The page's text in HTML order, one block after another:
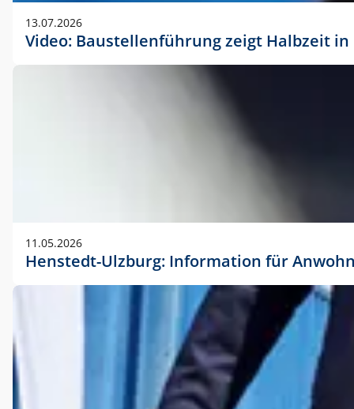
13.07.2026
Video: Baustellenführung zeigt Halbzeit
11.05.2026
Henstedt-Ulzburg: Information für